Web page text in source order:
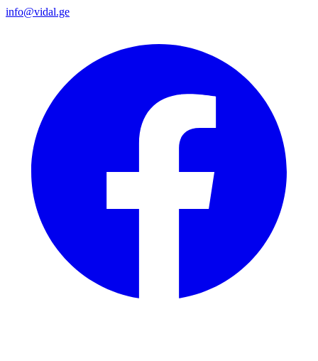
info@vidal.ge